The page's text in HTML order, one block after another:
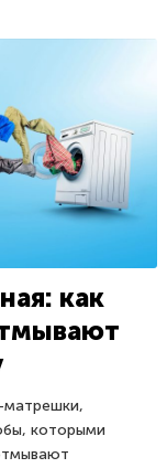
как
матрешки,
которыми